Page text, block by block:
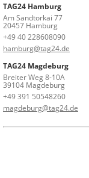
TAG24 Hamburg
Am Sandtorkai 77
20457 Hamburg
+49 40 228608090
hamburg@tag24.de
TAG24 Magdeburg
Breiter Weg 8-10A
39104 Magdeburg
+49 391 50548260
magdeburg@tag24.de